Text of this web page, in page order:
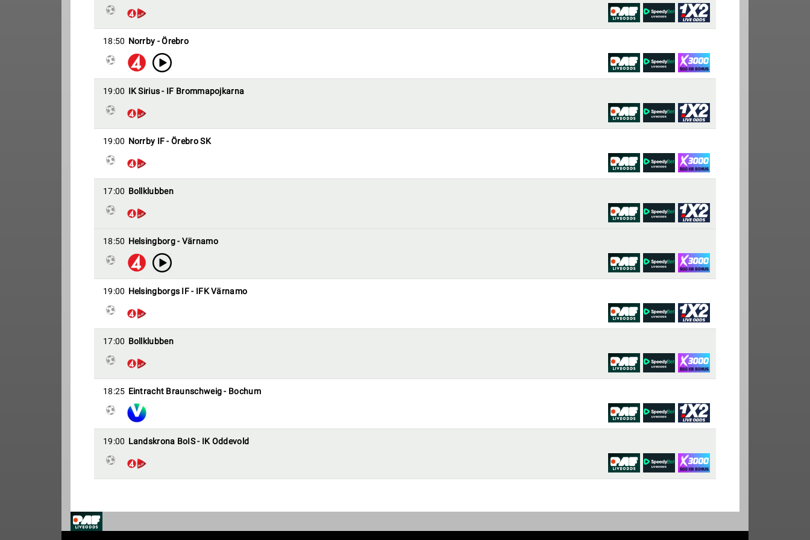
18:50 Norrby - Örebro
19:00 IK Sirius - IF Brommapojkarna
19:00 Norrby IF - Örebro SK
17:00 Bollklubben
18:50 Helsingborg - Värnamo
19:00 Helsingborgs IF - IFK Värnamo
17:00 Bollklubben
18:25 Eintracht Braunschweig - Bochum
19:00 Landskrona BoIS - IK Oddevold